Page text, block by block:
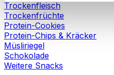
Weitere Informationen über
finden Sie in den
Cookies“ sowie in unserer
Sie können Ihre Einwilligung
Einstellungenauf unserer
Trockenfleisch
Trockenfrüchte
Protein-Cookies
Protein-Chips & Kräcker
Müsliriegel
Schokolade
Weitere Snacks